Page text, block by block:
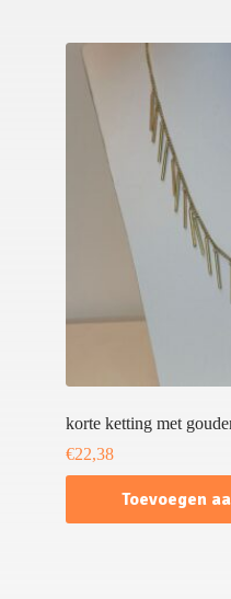
korte ketting met
€22,38
Toevoegen